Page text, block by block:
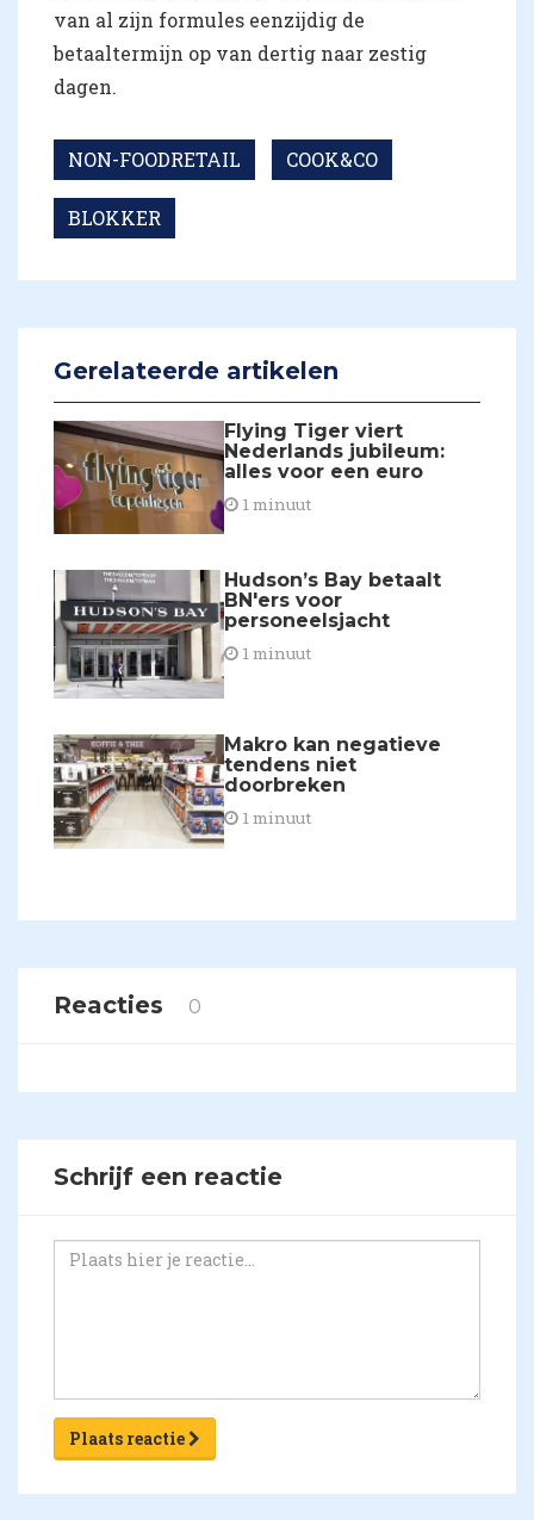
van al zijn formules eenzijdig de
betaaltermijn op van dertig naar zestig
dagen.
NON-FOODRETAIL COOK&CO
BLOKKER
Gerelateerde artikelen
Flying Tiger viert
Nederlands jubileum:
alles voor een euro
1 minuut
Hudson’s Bay betaalt
BN'ers voor
personeelsjacht
1 minuut
​Makro kan negatieve
tendens niet
doorbreken
1 minuut
Reacties 0
Schrijf een reactie
Plaats reactie